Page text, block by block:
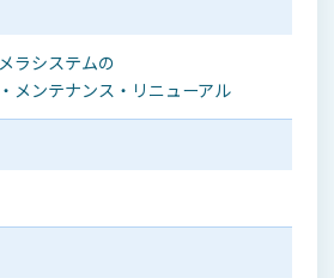
ラシステムの
メンテナンス・リニューアル